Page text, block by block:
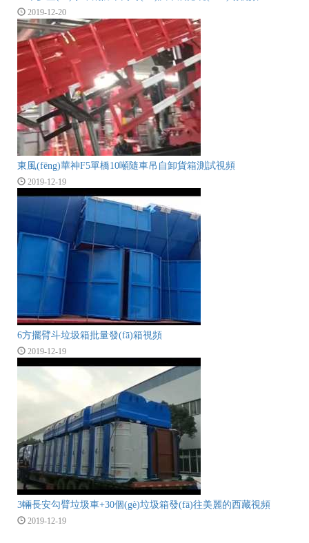
2019-12-20
東風(fēng)華神F5單橋10噸隨車吊自卸貨箱測試視頻
2019-12-19
6方擺臂斗垃圾箱批量發(fā)箱視頻
2019-12-19
3輛長安勾臂垃圾車+30個(gè)垃圾箱發(fā)往美麗的西藏視頻
2019-12-19